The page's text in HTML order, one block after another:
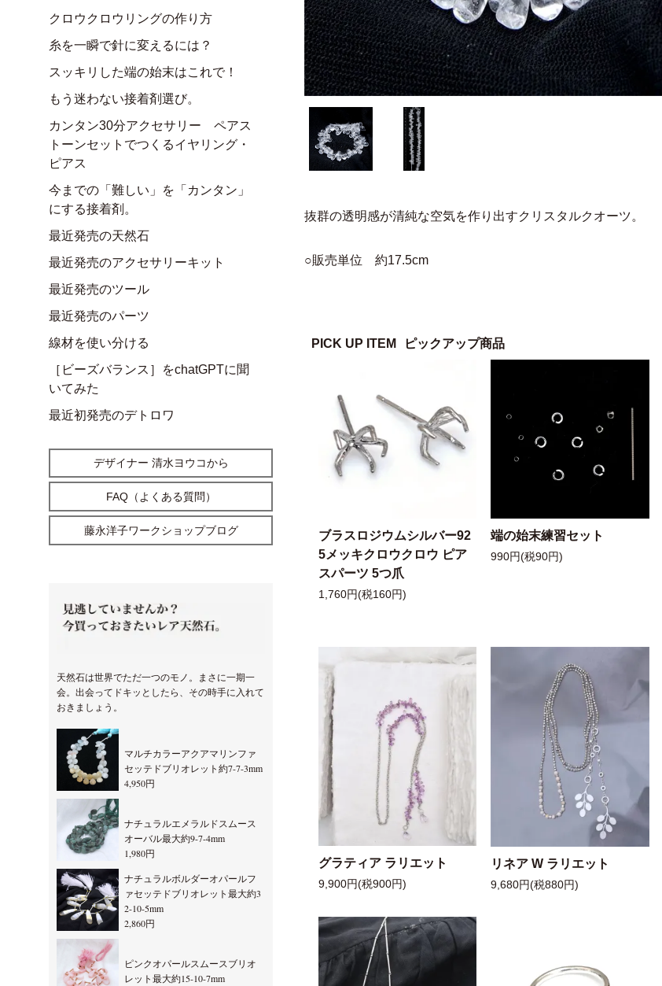
抜群の透明感が清純な空気を作り出すクリスタルクオーツ。
○販売単位 約17.5cm
PICK UP ITEM ピックアップ商品
ブラスロジウムシルバー92
5メッキクロウクロウ ピア
スパーツ 5つ爪
1,760円(税160円)
端の始末練習セット
990円(税90円)
グラティア ラリエット
9,900円(税900円)
リネア W ラリエット
9,680円(税880円)
クロウクロウリングの作り方
糸を一瞬で針に変えるには？
スッキリした端の始末はこれで！
もう迷わない接着剤選び。
カンタン30分アクセサリー ペアス
トーンセットでつくるイヤリング・
ピアス
今までの「難しい」を「カンタン」
にする接着剤。
最近発売の天然石
最近発売のアクセサリーキット
最近発売のツール
最近発売のパーツ
線材を使い分ける
［ビーズバランス］をchatGPTに聞
いてみた
最近初発売のデトロワ
デザイナー 清水ヨウコから
FAQ（よくある質問）
藤永洋子ワークショップブログ
天然石は世界でただ一つのモノ。まさに一期一
会。出会ってドキッとしたら、その時手に入れて
おきましょう。
マルチカラーアクアマリンファ
セッテドブリオレット約7-7-3mm
4,950円
ナチュラルエメラルドスムース
オーバル最大約9-7-4mm
1,980円
ナチュラルボルダーオパールフ
ァセッテドブリオレット最大約3
2-10-5mm
2,860円
ピンクオパールスムースブリオ
レット最大約15-10-7mm